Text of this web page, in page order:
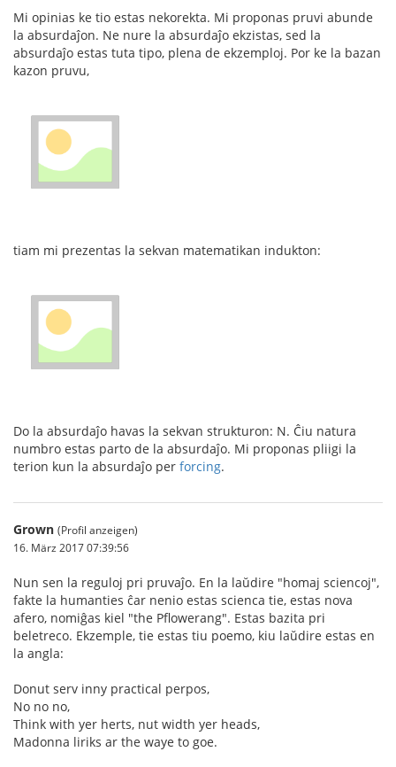
Mi opinias ke tio estas nekorekta. Mi proponas pruvi abunde
la absurdaĵon. Ne nure la absurdaĵo ekzistas, sed la
absurdaĵo estas tuta tipo, plena de ekzemploj. Por ke la bazan
kazon pruvu,
tiam mi prezentas la sekvan matematikan indukton:
Do la absurdaĵo havas la sekvan strukturon: N. Ĉiu natura
numbro estas parto de la absurdaĵo. Mi proponas pliigi la
terion kun la absurdaĵo per forcing.
Grown (Profil anzeigen)
16. März 2017 07:39:56
Nun sen la reguloj pri pruvaĵo. En la laŭdire "homaj sciencoj",
fakte la humanties ĉar nenio estas scienca tie, estas nova
afero, nomiĝas kiel "the Pflowerang". Estas bazita pri
beletreco. Ekzemple, tie estas tiu poemo, kiu laŭdire estas en
la angla:
Donut serv inny practical perpos,
No no no,
Think with yer herts, nut width yer heads,
Madonna liriks ar the waye to goe.